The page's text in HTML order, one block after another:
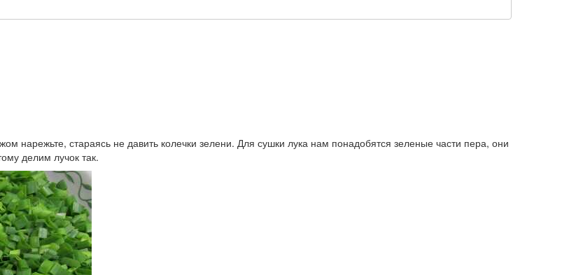
нарежьте, стараясь не давить колечки зелени. Для сушки лука нам понадобятся зеленые части пера, они
делим лучок так.